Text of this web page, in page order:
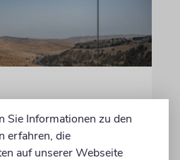
wegen
Palästinensers
Sie Informationen zu den
erfahren, die
auf unserer Webseite